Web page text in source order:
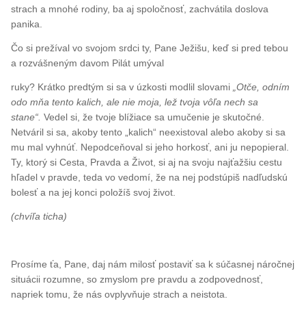
strach a mnohé rodiny, ba aj spoločnosť, zachvátila doslova
panika.
Čo si prežíval vo svojom srdci ty, Pane Ježišu, keď si pred tebou
a rozvášneným davom Pilát umýval
ruky? Krátko predtým si sa v úzkosti modlil slovami „Otče, odním
odo mňa tento kalich, ale nie moja, lež tvoja vôľa nech sa
stane“. Vedel si, že tvoje blížiace sa umučenie je skutočné.
Netváril si sa, akoby tento „kalich“ neexistoval alebo akoby si sa
mu mal vyhnúť. Nepodceňoval si jeho horkosť, ani ju nepopieral.
Ty, ktorý si Cesta, Pravda a Život, si aj na svoju najťažšiu cestu
hľadel v pravde, teda vo vedomí, že na nej podstúpiš nadľudskú
bolesť a na jej konci položíš svoj život.
(chvíľa ticha)
Prosíme ťa, Pane, daj nám milosť postaviť sa k súčasnej náročnej
situácii rozumne, so zmyslom pre pravdu a zodpovednosť,
napriek tomu, že nás ovplyvňuje strach a neistota.